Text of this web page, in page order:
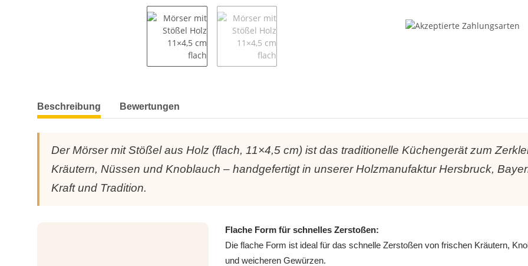
weitere Registerkarten anzeigen
Beschreibung Bewertungen
Der Mörser mit Stößel aus Holz (flach, 11×4,5 cm) ist das traditionelle Küchengerät zum
Kräutern, Nüssen und Knoblauch – handgefertigt in unserer Holzmanufaktur Hersbruck,
Kraft und Tradition.
Flache Form für schnelles Zerstoßen:
Die flache Form ist ideal für das schnelle Zerstoßen von frischen Kräutern,
und weicheren Gewürzen.